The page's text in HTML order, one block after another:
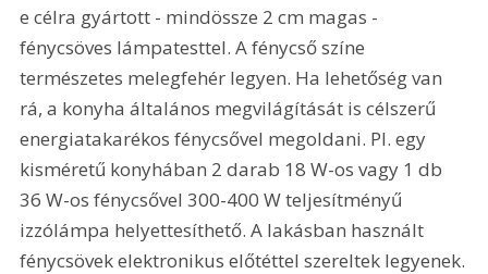
e célra gyártott - mindössze 2 cm magas -
fénycsöves lámpatesttel. A fénycső színe
természetes melegfehér legyen. Ha lehetőség van
rá, a konyha általános megvilágítását is célszerű
energiatakarékos fénycsővel megoldani. Pl. egy
kisméretű konyhában 2 darab 18 W-os vagy 1 db
36 W-os fénycsővel 300-400 W teljesítményű
izzólámpa helyettesíthető. A lakásban használt
fénycsövek elektronikus előtéttel szereltek legyenek.